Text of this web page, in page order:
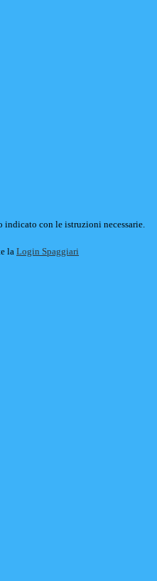
con le istruzioni necessarie.
la Login Spaggiari